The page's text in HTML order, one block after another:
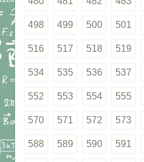
498 499 500 501
516 517 518 519
534 535 536 537
552 553 554 555
570 571 572 573
588 589 590 591